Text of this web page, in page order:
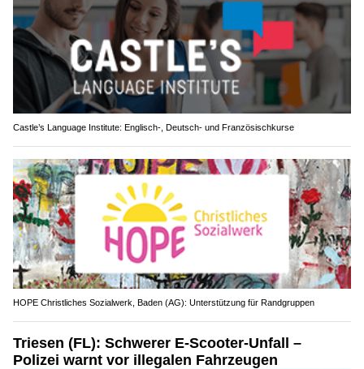
Castle’s Language Institute: Englisch-, Deutsch- und Französischkurse
HOPE Christliches Sozialwerk, Baden (AG): Unterstützung für Randgruppen
Triesen (FL): Schwerer E-Scooter-Unfall –
Polizei warnt vor illegalen Fahrzeugen